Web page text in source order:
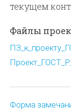
текущем
Файлы
Форма